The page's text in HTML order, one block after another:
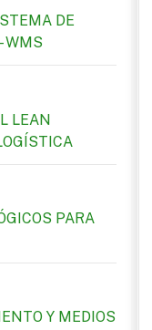
DE
WMS
LEAN
PARA
Y MEDIOS